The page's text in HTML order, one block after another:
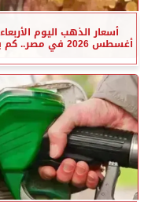
أغسطس 2026 في مصر.. كم يبلغ...